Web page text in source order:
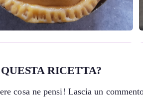
RICETTA?
cosa ne pensi! Lascia un